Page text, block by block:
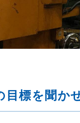
標を聞か